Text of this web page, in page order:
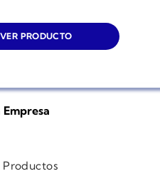
VER PRODUCTO